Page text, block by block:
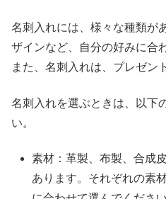
名刺入れには、様々な種類が
ザインなど、自分の好みに合
また、名刺入れは、プレゼン
名刺入れを選ぶときは、以下
い。
素材：革製、布製、合成
あります。それぞれの素